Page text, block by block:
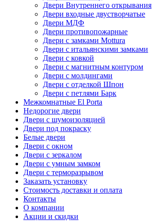
Двери Внутреннего открывания
Двери входные двустворчатые
Двери МДФ
Двери противопожарные
Двери с замками Mottura
Двери с итальянскими замками
Двери с ковкой
Двери с магнитным контуром
Двери с молдингами
Двери с отделкой Шпон
Двери с петлями Барк
Межкомнатные El Porta
Недорогие двери
Двери с шумоизоляцией
Двери под покраску
Белые двери
Двери с окном
Двери с зеркалом
Двери с умным замком
Двери с терморазрывом
Заказать установку
Стоимость доставки и оплата
Контакты
О компании
Акции и скидки